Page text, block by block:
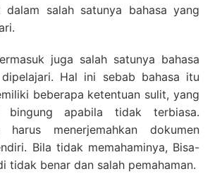
dalam salah satunya bahasa yang
juga salah satunya bahasa
Hal ini sebab bahasa itu
beberapa ketentuan sulit, yang
bingung apabila tidak terbiasa.
harus menerjemahkan dokumen
Bila tidak memahaminya, Bisa-
tidak benar dan salah pemahaman.